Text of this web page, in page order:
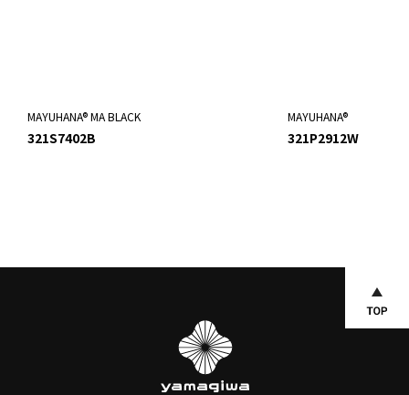
MAYUHANA® MA BLACK
321S7402B
MAYUHANA®
321P2912W